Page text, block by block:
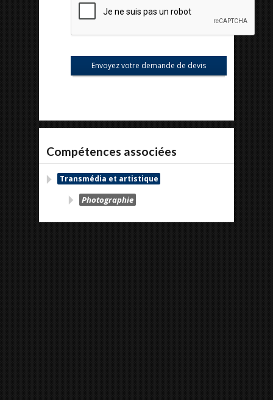
Compétences associées
Transmédia et artistique
Photographie